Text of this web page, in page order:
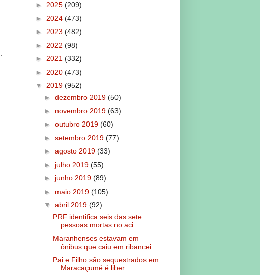
► 2025 (209)
► 2024 (473)
► 2023 (482)
► 2022 (98)
► 2021 (332)
► 2020 (473)
▼ 2019 (952)
► dezembro 2019 (50)
► novembro 2019 (63)
► outubro 2019 (60)
► setembro 2019 (77)
► agosto 2019 (33)
► julho 2019 (55)
► junho 2019 (89)
► maio 2019 (105)
▼ abril 2019 (92)
PRF identifica seis das sete
pessoas mortas no aci...
Maranhenses estavam em
ônibus que caiu em ribancei...
Pai e Filho são sequestrados em
Maracaçumé é liber...